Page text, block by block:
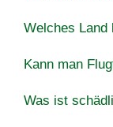
Welches Land
Kann man
Was ist